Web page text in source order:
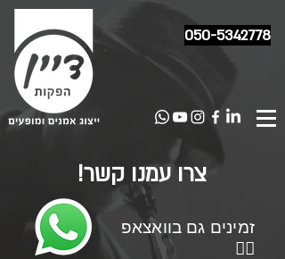
050-5342778
צרו עמנו קשר!
זמינים גם בוואצאפ
👍🏻